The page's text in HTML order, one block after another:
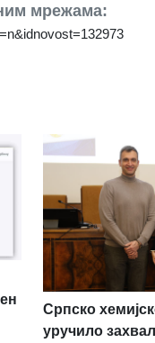
мрежама:
Српско
уручило